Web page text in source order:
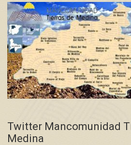
Twitter Mancomunidad
Medina